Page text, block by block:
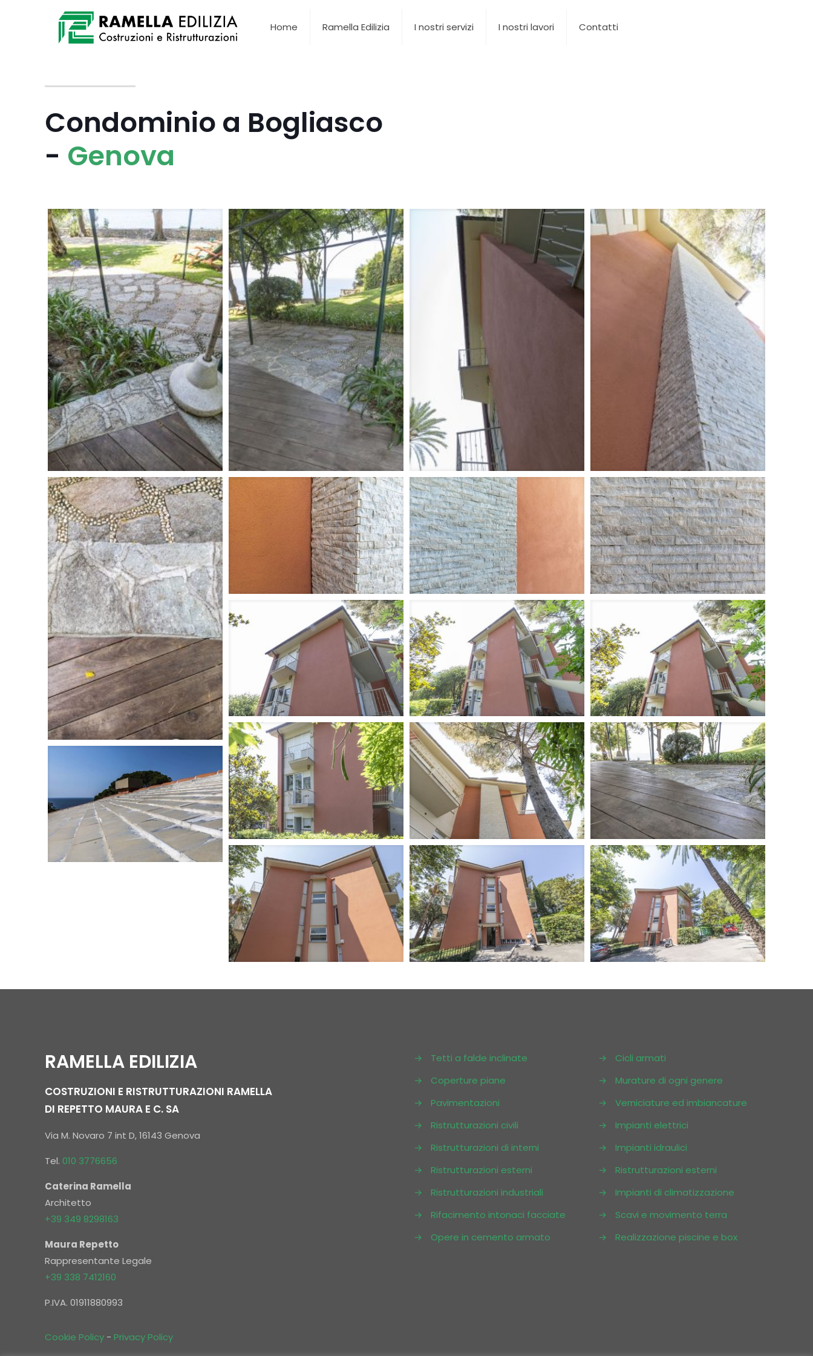
Home Ramella Edilizia I nostri servizi I nostri lavori Contatti
Condominio a Bogliasco
- Genova
RAMELLA EDILIZIA
COSTRUZIONI E RISTRUTTURAZIONI RAMELLA
DI REPETTO MAURA E C. SA
Via M. Novaro 7 int D, 16143 Genova
Tel. 010 3776656
Caterina Ramella
Architetto
+39 349 8298163
Maura Repetto
Rappresentante Legale
+39 338 7412160
P.IVA. 01911880993
Cookie Policy - Privacy Policy
→
Tetti a falde inclinate
→
Coperture piane
→
Pavimentazioni
→
Ristrutturazioni civili
→
Ristrutturazioni di interni
→
Ristrutturazioni esterni
→
Ristrutturazioni industriali
→
Rifacimento intonaci facciate
→
Opere in cemento armato
→
Cicli armati
→
Murature di ogni genere
→
Verniciature ed imbiancature
→
Impianti elettrici
→
Impianti idraulici
→
Ristrutturazioni esterni
→
Impianti di climatizzazione
→
Scavi e movimento terra
→
Realizzazione piscine e box